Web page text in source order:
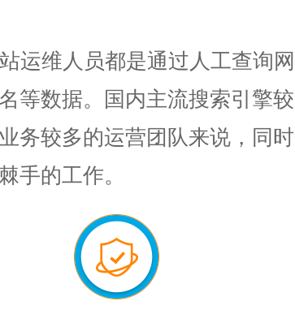
运维人员都是通过人工查询
等数据。国内主流搜索引擎
务较多的运营团队来说，同
手的工作。